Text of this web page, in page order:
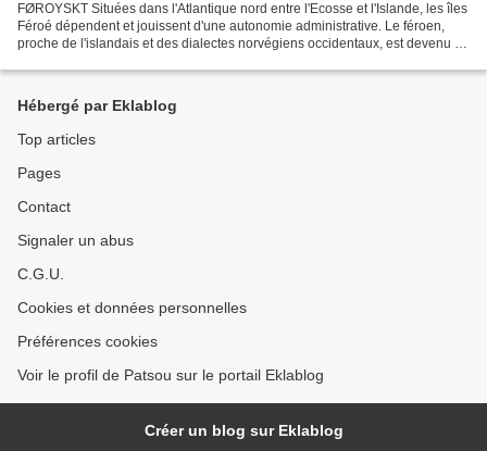
FØROYSKT Situées dans l'Atlantique nord entre l'Ecosse et l'Islande, les îles
Féroé dépendent et jouissent d'une autonomie administrative. Le féroen,
proche de l'islandais et des dialectes norvégiens occidentaux, est devenu la
Hébergé par Eklablog
Top articles
Pages
Contact
Signaler un abus
C.G.U.
Cookies et données personnelles
Préférences cookies
Voir le profil de Patsou sur le portail Eklablog
Créer un blog sur Eklablog